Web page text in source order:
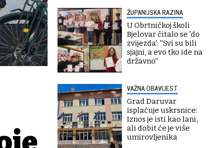
ŽUPANIJSKA RAZINA
U Obrtničkoj školi
Bjelovar čitalo se 'do
zvijezda': ''Svi su bili
sjajni, a evo tko ide na
državno''
VAŽNA OBAVIJEST
Grad Daruvar
isplaćuje uskrsnice:
Iznos je isti kao lani,
ali dobit će je više
umirovljenika